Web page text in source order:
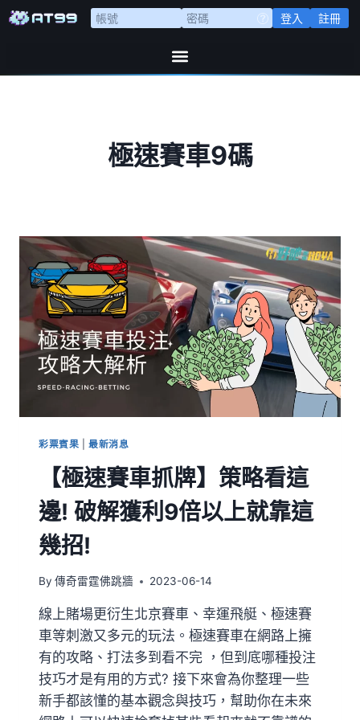
登入 註冊
極速賽車9碼
彩票賓果 |最新消息
【極速賽車抓牌】策略看這
邊! 破解獲利9倍以上就靠這
幾招!
By 傳奇雷霆佛跳牆 2023-06-14
線上賭場更衍生北京賽車、幸運飛艇、極速賽
車等刺激又多元的玩法。極速賽車在網路上擁
有的攻略、打法多到看不完 ，但到底哪種投注
技巧才是有用的方式? 接下來會為你整理一些
新手都該懂的基本觀念與技巧，幫助你在未來